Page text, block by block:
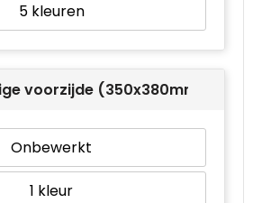
5
voorzijde (350x380mm)
Onbewerkt
1